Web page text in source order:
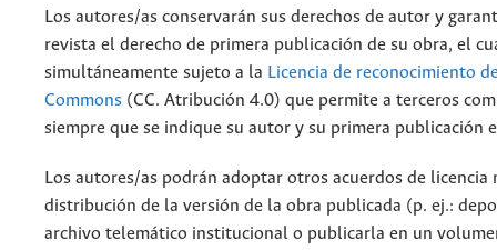
Los autores/as conservarán sus derechos de autor y
revista el derecho de primera publicación de su obra, el
simultáneamente sujeto a la Licencia de reconocimiento
Commons (CC. Atribución 4.0) que permite a terceros
siempre que se indique su autor y su primera publicación
Los autores/as podrán adoptar otros acuerdos de licencia
distribución de la versión de la obra publicada (p. ej.:
archivo telemático institucional o publicarla en un